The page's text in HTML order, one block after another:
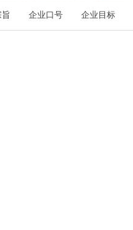
企业口号 企业目标